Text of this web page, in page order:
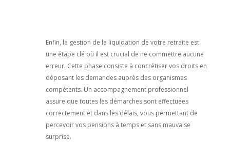
Enfin, la gestion de la liquidation de votre retraite est
une étape clé où il est crucial de ne commettre aucune
erreur. Cette phase consiste à concrétiser vos droits en
déposant les demandes auprès des organismes
compétents. Un accompagnement professionnel
assure que toutes les démarches sont effectuées
correctement et dans les délais, vous permettant de
percevoir vos pensions à temps et sans mauvaise
surprise.